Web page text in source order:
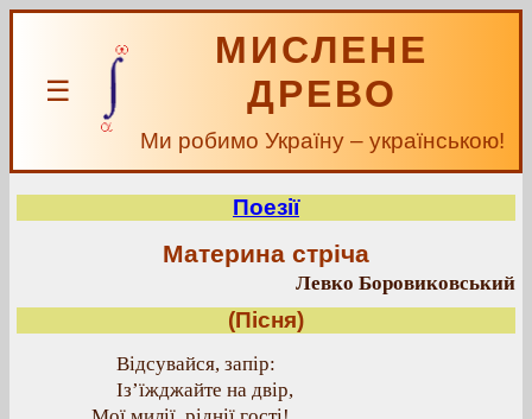
☰
МИСЛЕНЕ
ДРЕВО
Ми робимо Україну – українською!
Поезії
Материна стріча
Левко Боровиковський
(Пісня)
Відсувайся, запір:
Із’їжджайте на двір,